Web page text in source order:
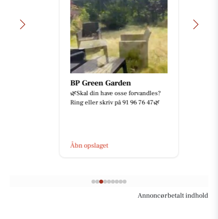
BP Green Garden
🌿Skal din have osse forvandles?
Ring eller skriv på 91 96 76 47🌿
Åbn opslaget
Annoncørbetalt indhold